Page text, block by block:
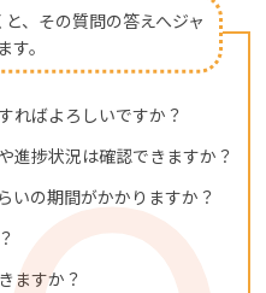
続きを司法書士へ依頼す
ット
続き先一覧
お悩みありませんか？
、その質問の答えへジャ
す。
ればよろしいですか？
進捗状況は確認できますか？
いの期間がかかりますか？
ますか？